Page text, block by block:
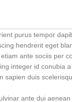
purus tempor
hendrerit eget
ante sociis per
integer id conubia
sapien duis
ante dui